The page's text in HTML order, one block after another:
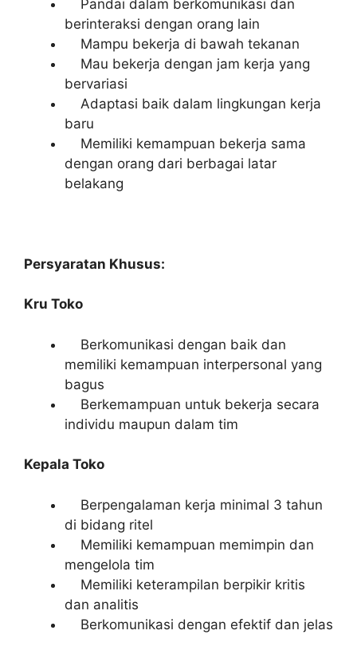
Pandai dalam berkomunikasi dan
berinteraksi dengan orang lain
Mampu bekerja di bawah tekanan
Mau bekerja dengan jam kerja yang
bervariasi
Adaptasi baik dalam lingkungan kerja
baru
Memiliki kemampuan bekerja sama
dengan orang dari berbagai latar
belakang
Persyaratan Khusus:
Kru Toko
Berkomunikasi dengan baik dan
memiliki kemampuan interpersonal yang
bagus
Berkemampuan untuk bekerja secara
individu maupun dalam tim
Kepala Toko
Berpengalaman kerja minimal 3 tahun
di bidang ritel
Memiliki kemampuan memimpin dan
mengelola tim
Memiliki keterampilan berpikir kritis
dan analitis
Berkomunikasi dengan efektif dan jelas